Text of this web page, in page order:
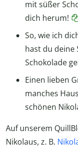
mit süßer
dich herum!
So, wie ich
hast du deine
Schokolade
Einen lieben
manches
schönen
Auf unserem
Nikolaus, z. B.